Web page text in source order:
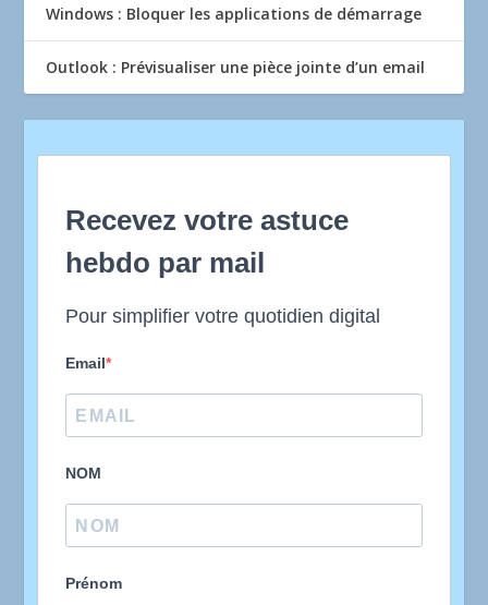
Windows : Bloquer les applications de démarrage
Outlook : Prévisualiser une pièce jointe d’un email
Recevez votre astuce
hebdo par mail
Pour simplifier votre quotidien digital
Email
NOM
Prénom